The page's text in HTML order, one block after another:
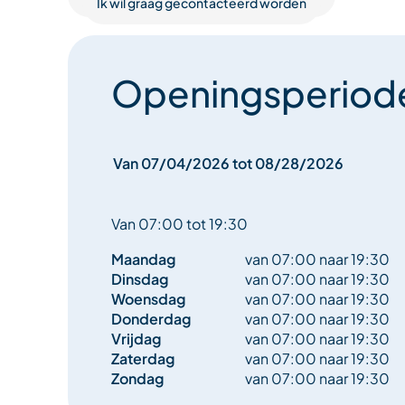
Van 07/04/2026 tot 08/28/2026
Van 07:00 tot 19:30
Maandag
van 07:00 naar 19:30
Dinsdag
van 07:00 naar 19:30
Woensdag
van 07:00 naar 19:30
Donderdag
van 07:00 naar 19:30
Vrijdag
van 07:00 naar 19:30
Zaterdag
van 07:00 naar 19:30
Zondag
van 07:00 naar 19:30